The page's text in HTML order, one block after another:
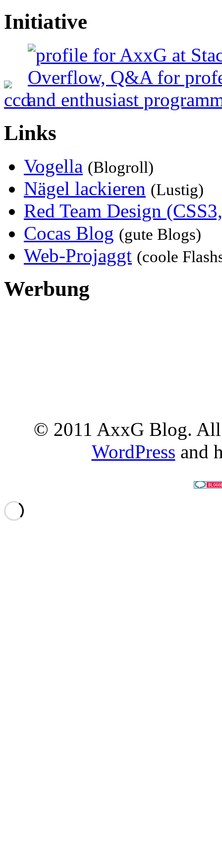
Initiative
Links
Vogella (Blogroll)
Nägel lackieren (Lustig)
Red Team Design
Cocas Blog (gute Blogs)
Web-Projaggt (coole
Werbung
© 2011 AxxG Blog. All
WordPress and